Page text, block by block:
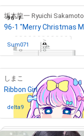
坂本龍一 Ryuichi Sakamoto
Sum071 さんが保有中
しまこ
Ribbon Girl
delta9 さんが保有中